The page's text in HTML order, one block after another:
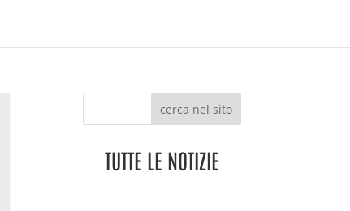
cerca nel sito
TUTTE LE NOTIZIE